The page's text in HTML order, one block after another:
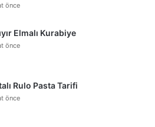
önce
Elmalı Kurabiye
önce
Rulo Pasta Tarifi
önce